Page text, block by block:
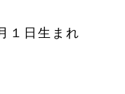
１日生まれ